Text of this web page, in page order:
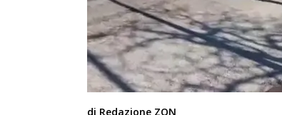
di Redazione ZON